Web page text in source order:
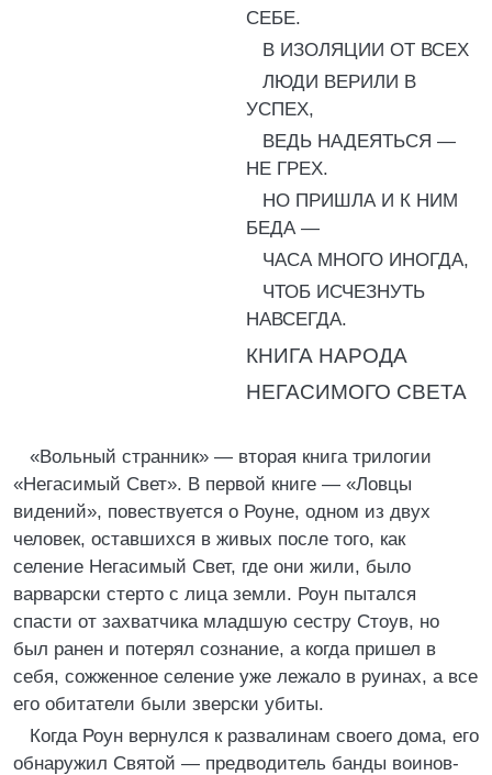
СЕБЕ.
В ИЗОЛЯЦИИ ОТ ВСЕХ
ЛЮДИ ВЕРИЛИ В
УСПЕХ,
ВЕДЬ НАДЕЯТЬСЯ —
НЕ ГРЕХ.
НО ПРИШЛА И К НИМ
БЕДА —
ЧАСА МНОГО ИНОГДА,
ЧТОБ ИСЧЕЗНУТЬ
НАВСЕГДА.
КНИГА НАРОДА
НЕГАСИМОГО СВЕТА
«Вольный странник» — вторая книга трилогии
«Негасимый Свет». В первой книге — «Ловцы
видений», повествуется о Роуне, одном из двух
человек, оставшихся в живых после того, как
селение Негасимый Свет, где они жили, было
варварски стерто с лица земли. Роун пытался
спасти от захватчика младшую сестру Стоув, но
был ранен и потерял сознание, а когда пришел в
себя, сожженное селение уже лежало в руинах, а все
его обитатели были зверски убиты.
Когда Роун вернулся к развалинам своего дома, его
обнаружил Святой — предводитель банды воинов-